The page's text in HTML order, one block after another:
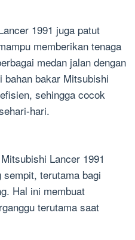
1991 juga patut
memberikan tenaga
medan jalan dengan
bahan bakar Mitsubishi
sehingga cocok
hari.
Lancer 1991
terutama bagi
Hal ini membuat
terutama saat